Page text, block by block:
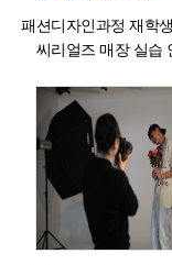
패션디자인과정 재학
씨리얼즈 매장 실습